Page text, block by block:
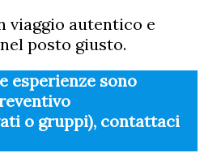
viaggio autentico e
posto giusto.
esperienze sono
o gruppi), contattaci